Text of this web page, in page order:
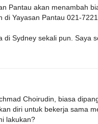
Pantau akan menambah
di Yayasan Pantau 021-
di Sydney sekali pun. Saya
Choirudin, biasa
diri untuk bekerja sama
lakukan?